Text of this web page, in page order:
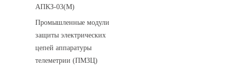
АПКЗ-03(М)
Промышленные модули
защиты электрических
цепей аппаратуры
телеметрии (ПМЗЦ)